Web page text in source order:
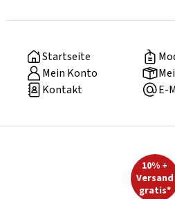
Startseite
Mein Konto
Kontakt
E-
10% +
Versand
gratis*